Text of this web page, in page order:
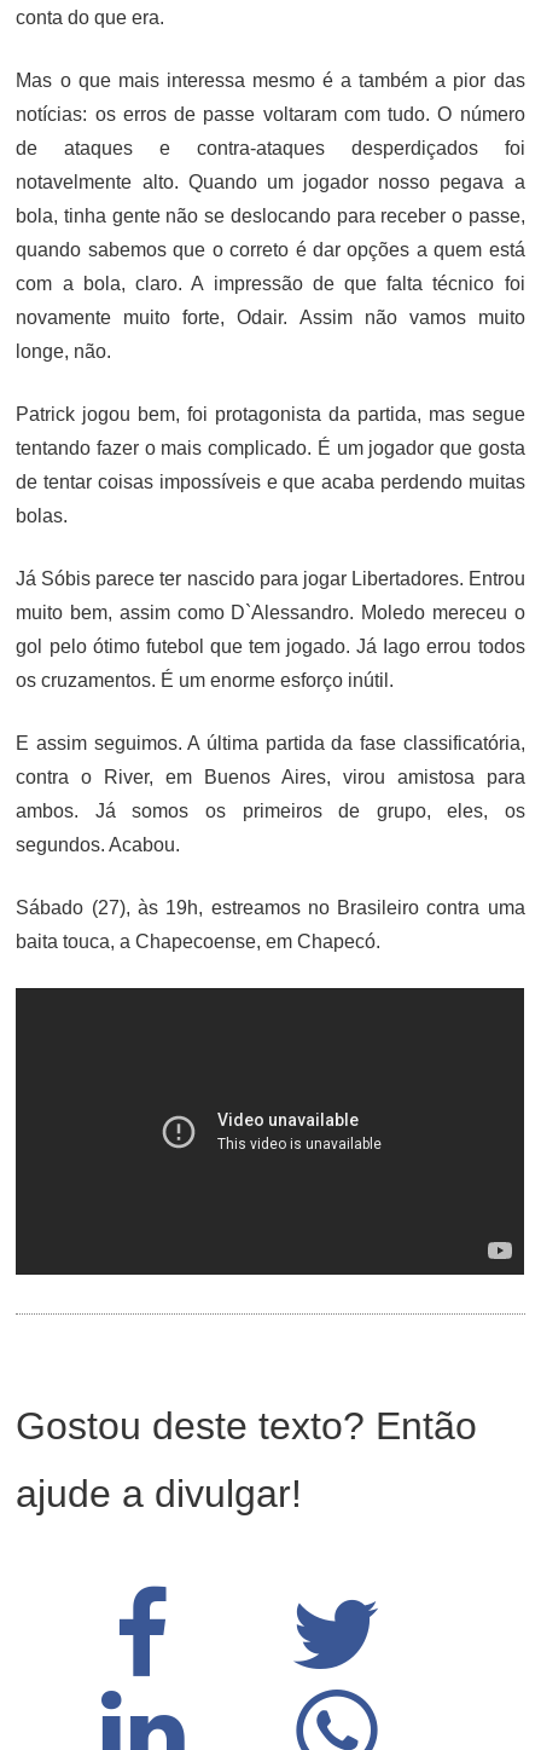
conta do que era.
Mas o que mais interessa mesmo é a também a pior das
notícias: os erros de passe voltaram com tudo. O número
de ataques e contra-ataques desperdiçados foi
notavelmente alto. Quando um jogador nosso pegava a
bola, tinha gente não se deslocando para receber o passe,
quando sabemos que o correto é dar opções a quem está
com a bola, claro. A impressão de que falta técnico foi
novamente muito forte, Odair. Assim não vamos muito
longe, não.
Patrick jogou bem, foi protagonista da partida, mas segue
tentando fazer o mais complicado. É um jogador que gosta
de tentar coisas impossíveis e que acaba perdendo muitas
bolas.
Já Sóbis parece ter nascido para jogar Libertadores. Entrou
muito bem, assim como D`Alessandro. Moledo mereceu o
gol pelo ótimo futebol que tem jogado. Já Iago errou todos
os cruzamentos. É um enorme esforço inútil.
E assim seguimos. A última partida da fase classificatória,
contra o River, em Buenos Aires, virou amistosa para
ambos. Já somos os primeiros de grupo, eles, os
segundos. Acabou.
Sábado (27), às 19h, estreamos no Brasileiro contra uma
baita touca, a Chapecoense, em Chapecó.
Gostou deste texto? Então
ajude a divulgar!